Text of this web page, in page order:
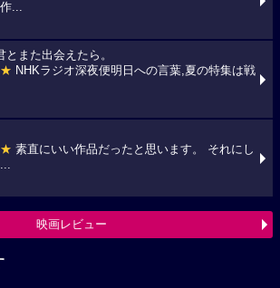
...
また出会えたら。
NHKラジオ深夜便明日への言葉,夏の特集は戦
素直にいい作品だったと思います。 それにし
映画レビュー